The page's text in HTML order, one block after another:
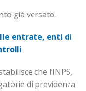
già versato.
entrate, enti di
che l’INPS,
di previdenza